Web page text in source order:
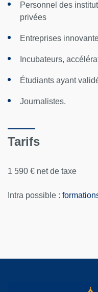
Personnel des
privées
Entreprises
Incubateurs,
Étudiants ayant
Journalistes.
Tarifs
1 590 € net de taxe
Intra possible :